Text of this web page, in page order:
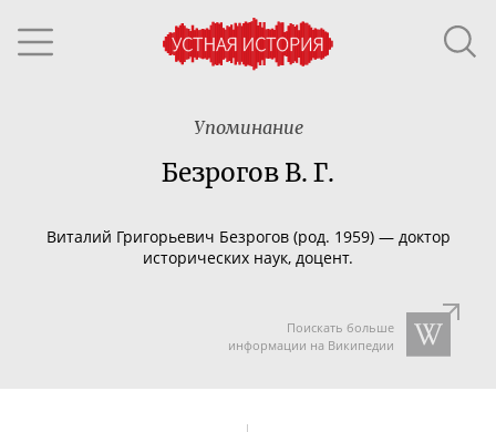
Упоминание
Безрогов В. Г.
Виталий Григорьевич Безрогов (род. 1959) — доктор
исторических наук, доцент.
Поискать больше
информации на Википедии